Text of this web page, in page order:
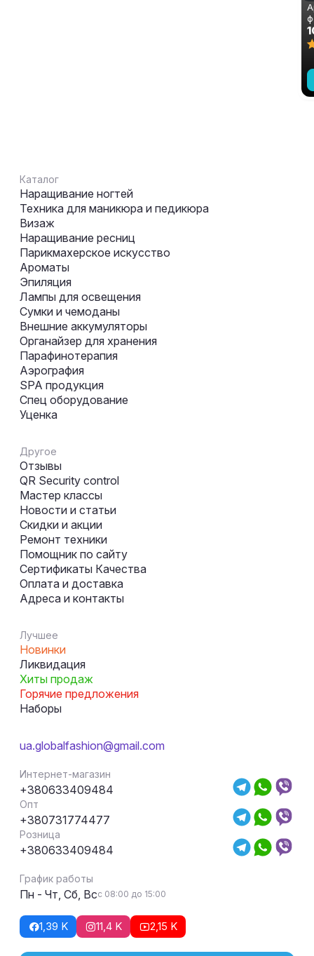
Каталог
Наращивание ногтей
Техника для маникюра и педикюра
Визаж
Наращивание ресниц
Парикмахерское искусство
Ароматы
Эпиляция
Лампы для освещения
Сумки и чемоданы
Внешние аккумуляторы
Органайзер для хранения
Парафинотерапия
Аэрография
SPA продукция
Спец оборудование
Уценка
Другое
Отзывы
QR Security control
Мастер классы
Новости и статьи
Скидки и акции
Ремонт техники
Помощник по сайту
Сертификаты Качества
Оплата и доставка
Адреса и контакты
Лучшее
Новинки
Ликвидация
Хиты продаж
Горячие предложения
Наборы
ua.globalfashion@gmail.com
Интернет-магазин
+380633409484
Опт
+380731774477
Розница
+380633409484
График работы
Пн - Чт, Сб, Всс 08:00 до 15:00
1,39 K 11,4 K 2,15 K